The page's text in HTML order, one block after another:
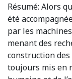
Résumé: Alors
été
par les
menant des
construction
toujours mis en